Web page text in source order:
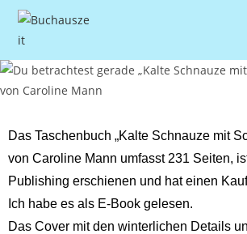
Das Taschenbuch „Kalte Schnauze mit
von Caroline Mann umfasst 231 Seiten,
Publishing erschienen und hat einen
Ich habe es als E-Book gelesen.
Das Cover mit den winterlichen Details